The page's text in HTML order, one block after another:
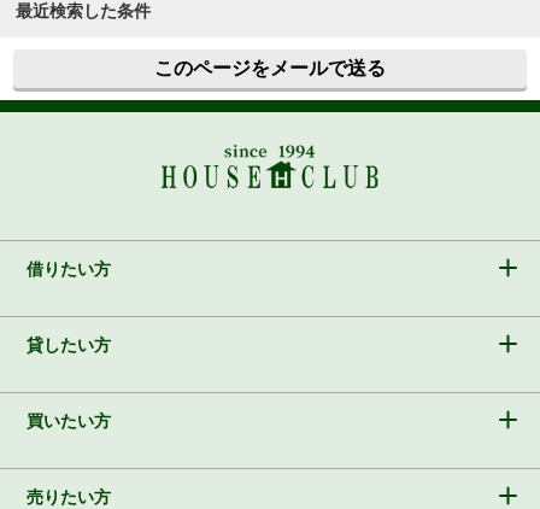
最近検索した条件
このページをメールで送る
借りたい方
貸したい方
買いたい方
売りたい方